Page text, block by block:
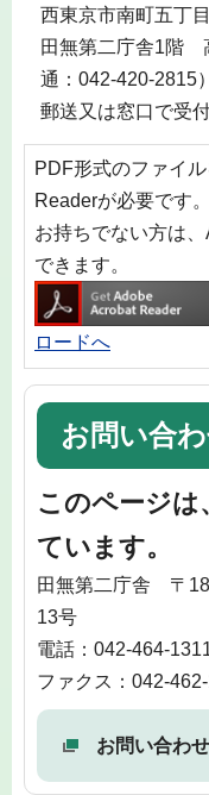
西東京市南町五丁
田無第二庁舎1階
通：042-420-2815）
郵送又は窓口で受
PDF形式のファイ
Readerが必要です。
お持ちでない方は
できます。
ロードへ
お問い合
このページは
ています。
田無第二庁舎 〒
13号
電話：042-464-
ファクス：042-
お問い合わ